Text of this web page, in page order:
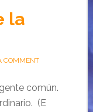
la
COMMENT
común.
(E